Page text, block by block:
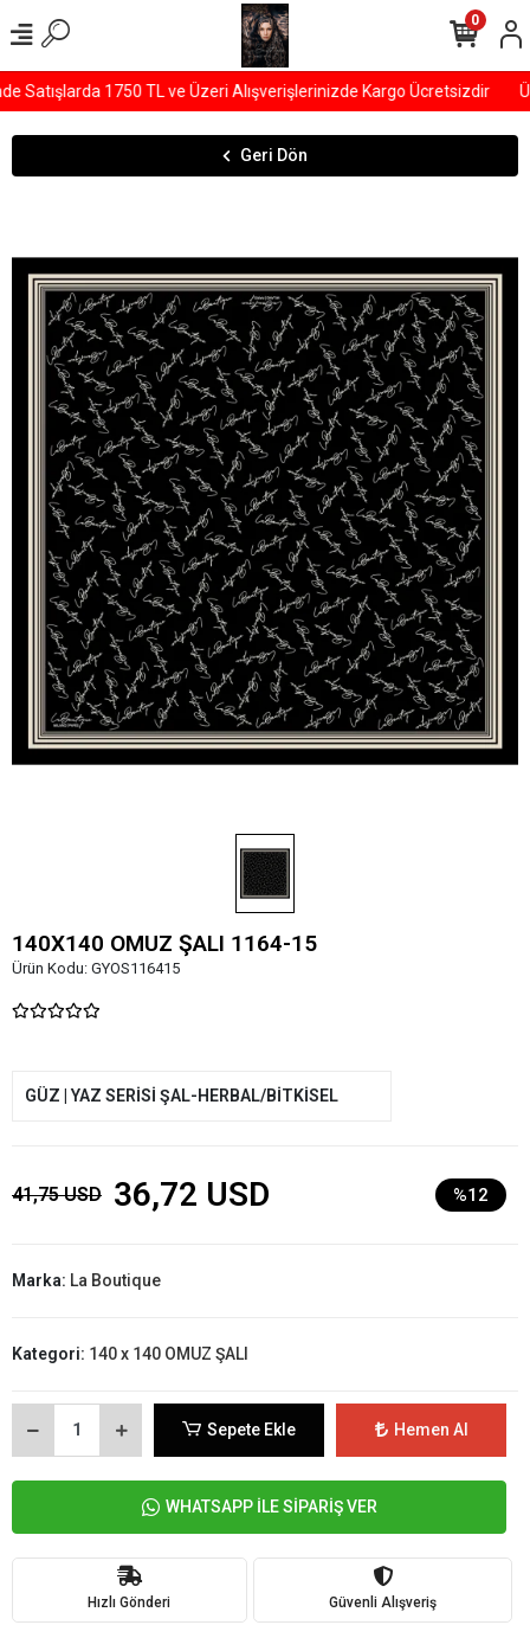
Satışlarda 1750 TL ve Üzeri Alışverişlerinizde Kargo Ücretsizdir
0
Geri Dön
140X140 OMUZ ŞALI 1164-15
Ürün Kodu: GYOS116415
GÜZ | YAZ SERİSİ ŞAL-HERBAL/BİTKİSEL
41,75 USD 36,72 USD %12
Marka: La Boutique
Kategori: 140 x 140 OMUZ ŞALI
Sepete Ekle Hemen Al
WHATSAPP İLE SİPARİŞ VER
Hızlı Gönderi Güvenli Alışveriş